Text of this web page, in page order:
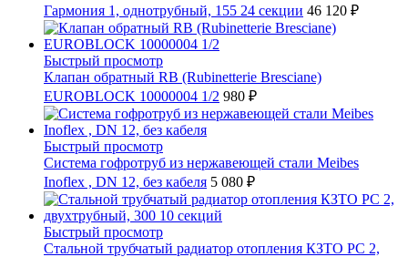
Гармония 1, однотрубный, 155 24 секции 46 120 ₽
Быстрый просмотр
Клапан обратный RB (Rubinetterie Bresciane)
EUROBLOCK 10000004 1/2 980 ₽
Быстрый просмотр
Cистема гофротруб из нержавеющей стали Meibes
Inoflex , DN 12, без кабеля 5 080 ₽
Быстрый просмотр
Стальной трубчатый радиатор отопления КЗТО РС 2,